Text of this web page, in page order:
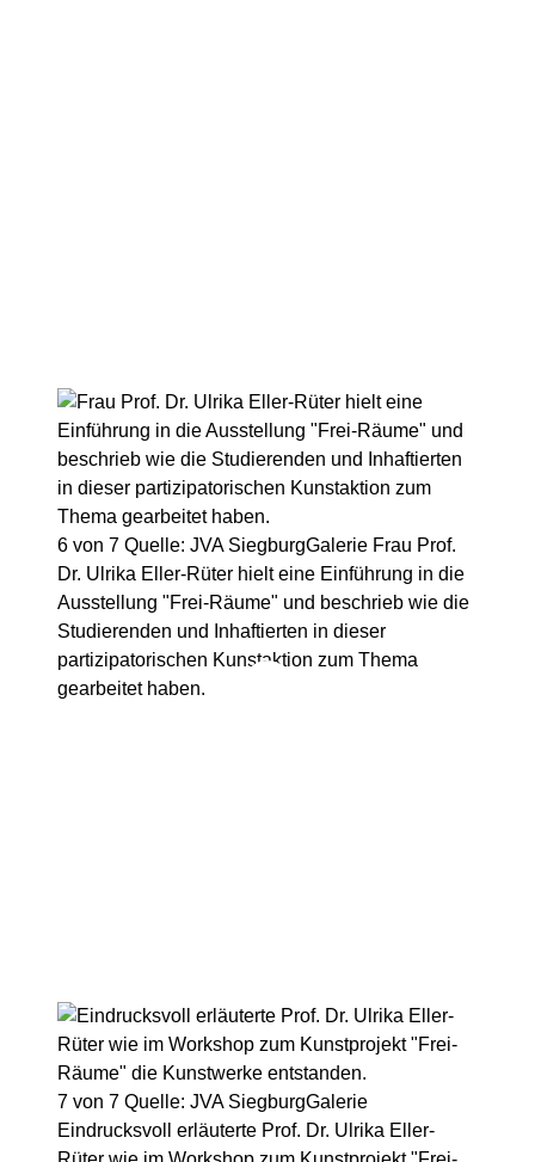
6 von 7 Quelle: JVA SiegburgGalerie Frau Prof.
Dr. Ulrika Eller-Rüter hielt eine Einführung in die
Ausstellung "Frei-Räume" und beschrieb wie die
Studierenden und Inhaftierten in dieser
partizipatorischen Kunstaktion zum Thema
gearbeitet haben.
7 von 7 Quelle: JVA SiegburgGalerie
Eindrucksvoll erläuterte Prof. Dr. Ulrika Eller-